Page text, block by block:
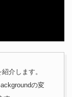
介します。
の変